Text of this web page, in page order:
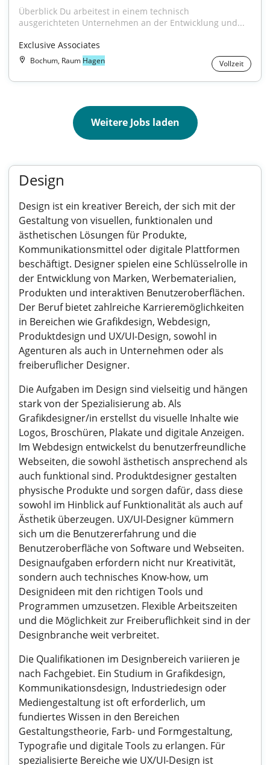
Überblick Du arbeitest in einem technisch
ausgerichteten Unternehmen an der Entwicklung und...
Exclusive Associates
Bochum, Raum Hagen Vollzeit
Weitere Jobs laden
Design
Design ist ein kreativer Bereich, der sich mit der
Gestaltung von visuellen, funktionalen und
ästhetischen Lösungen für Produkte,
Kommunikationsmittel oder digitale Plattformen
beschäftigt. Designer spielen eine Schlüsselrolle in
der Entwicklung von Marken, Werbematerialien,
Produkten und interaktiven Benutzeroberflächen.
Der Beruf bietet zahlreiche Karrieremöglichkeiten
in Bereichen wie Grafikdesign, Webdesign,
Produktdesign und UX/UI-Design, sowohl in
Agenturen als auch in Unternehmen oder als
freiberuflicher Designer.
Die Aufgaben im Design sind vielseitig und hängen
stark von der Spezialisierung ab. Als
Grafikdesigner/in erstellst du visuelle Inhalte wie
Logos, Broschüren, Plakate und digitale Anzeigen.
Im Webdesign entwickelst du benutzerfreundliche
Webseiten, die sowohl ästhetisch ansprechend als
auch funktional sind. Produktdesigner gestalten
physische Produkte und sorgen dafür, dass diese
sowohl im Hinblick auf Funktionalität als auch auf
Ästhetik überzeugen. UX/UI-Designer kümmern
sich um die Benutzererfahrung und die
Benutzeroberfläche von Software und Webseiten.
Designaufgaben erfordern nicht nur Kreativität,
sondern auch technisches Know-how, um
Designideen mit den richtigen Tools und
Programmen umzusetzen. Flexible Arbeitszeiten
und die Möglichkeit zur Freiberuflichkeit sind in der
Designbranche weit verbreitet.
Die Qualifikationen im Designbereich variieren je
nach Fachgebiet. Ein Studium in Grafikdesign,
Kommunikationsdesign, Industriedesign oder
Mediengestaltung ist oft erforderlich, um
fundiertes Wissen in den Bereichen
Gestaltungstheorie, Farb- und Formgestaltung,
Typografie und digitale Tools zu erlangen. Für
spezialisierte Bereiche wie UX/UI-Design ist